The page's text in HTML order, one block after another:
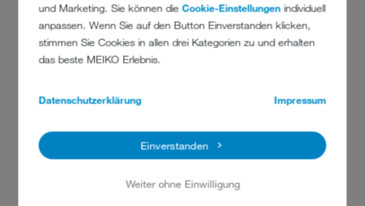
und Marketing. Sie können dieCookie-Einstellungenindividuell
anpassen. Wenn Sie auf den Button Einverstanden klicken,
stimmen Sie Cookies in allen drei Kategorien zu und erhalten
das beste MEIKO Erlebnis.
Datenschutzerklärung Impressum
Einverstanden
Weiter ohne Einwilligung
Effektives Klarspülsystem mit lediglich 3 l je Spülgang
Haube serienmäßig doppelwandig isoliert
Gezogener Waschtank mit lediglich 22 l Tankinhalt
Überdurchschnittliche Kapazität
440 mm Durchfahrtshöhe